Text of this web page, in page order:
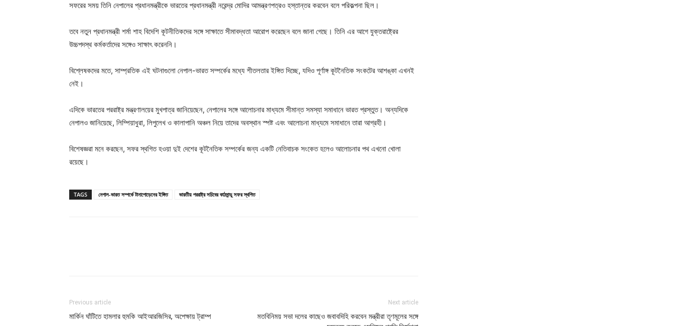
সফরের সময় তিনি নেপালের প্রধানমন্ত্রীকে ভারতের প্রধানমন্ত্রী নরেন্দ্র মোদির আমন্ত্রণপত্রও হস্তান্তর করবেন বলে পরিকল্পনা ছিল।
তবে নতুন প্রধানমন্ত্রী শর্মা শাহ বিদেশি কূটনীতিকদের সঙ্গে সাক্ষাতে সীমাবদ্ধতা আরোপ করেছেন বলে জানা গেছে। তিনি এর আগে যুক্তরাষ্ট্রের
উচ্চপদস্থ কর্মকর্তাদের সঙ্গেও সাক্ষাৎ করেননি।
বিশ্লেষকদের মতে, সাম্প্রতিক এই ঘটনাগুলো নেপাল-ভারত সম্পর্কের মধ্যে শীতলতার ইঙ্গিত দিচ্ছে, যদিও পূর্ণাঙ্গ কূটনৈতিক সংকটের আশঙ্কা এখনই
নেই।
এদিকে ভারতের পররাষ্ট্র মন্ত্রণালয়ের মুখপাত্র জানিয়েছেন, নেপালের সঙ্গে আলোচনার মাধ্যমে সীমান্ত সমস্যা সমাধানে ভারত প্রস্তুত। অন্যদিকে
নেপালও জানিয়েছে, লিম্পিয়াধুরা, লিপুলেখ ও কালাপানি অঞ্চল নিয়ে তাদের অবস্থান স্পষ্ট এবং আলোচনা মাধ্যমে সমাধানে তারা আগ্রহী।
বিশেষজ্ঞরা মনে করছেন, সফর স্থগিত হওয়া দুই দেশের কূটনৈতিক সম্পর্কের জন্য একটি নেতিবাচক সংকেত হলেও আলোচনার পথ এখনো খোলা
রয়েছে।
TAGS নেপাল-ভারত সম্পর্কে টানাপোড়েনের ইঙ্গিত ভারতীয় পররাষ্ট্র সচিবের কাঠমান্ডু সফর স্থগিত
Previous article
মার্কিন ঘাঁটিতে হামলার হুমকি আইআরজিসির, অপেক্ষায় ট্রাম্প
Next article
মতবিনিময় সভা দলের কাছেও জবাবদিহি করবেন মন্ত্রীরা তৃণমূলের সঙ্গে